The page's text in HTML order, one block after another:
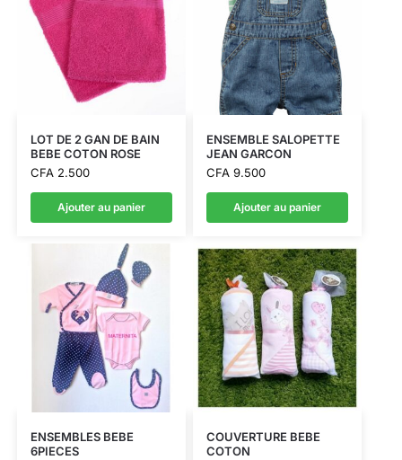
LOT DE 2 GAN DE BAIN
BEBE COTON ROSE
CFA2.500
Ajouter au panier
ENSEMBLE SALOPETTE
JEAN GARCON
CFA9.500
Ajouter au panier
ENSEMBLES BEBE
6PIECES
COUVERTURE BEBE
COTON